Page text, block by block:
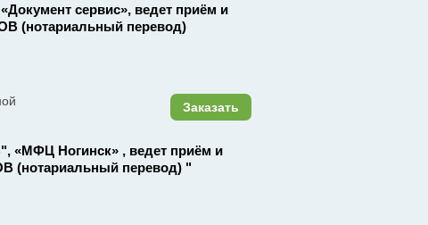
сервис», ведет приём и
(нотариальный перевод)
Заказать
«МФЦ Ногинск» , ведет приём и
(нотариальный перевод) "